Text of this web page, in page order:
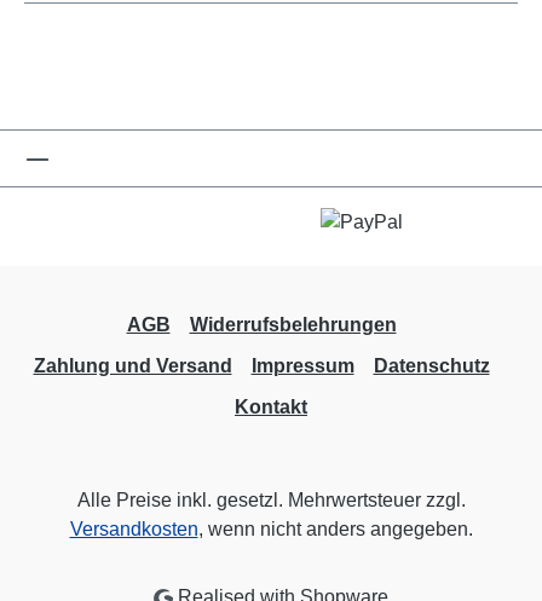
AGB
Widerrufsbelehrungen
Zahlung und Versand
Impressum
Datenschutz
Kontakt
Alle Preise inkl. gesetzl. Mehrwertsteuer zzgl.
Versandkosten, wenn nicht anders angegeben.
Realised with Shopware